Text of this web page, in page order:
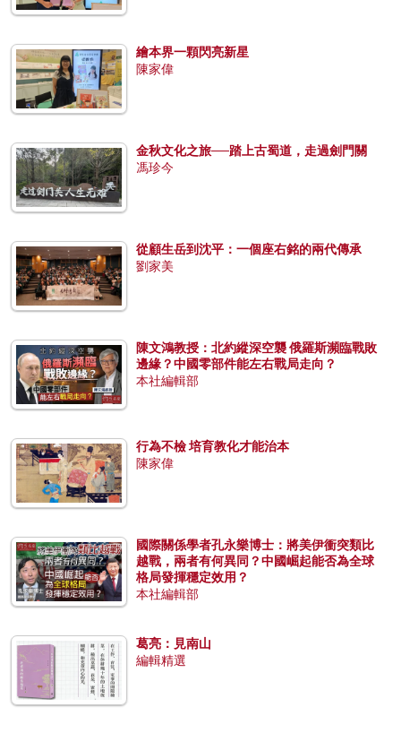
繪本界一顆閃亮新星
陳家偉
金秋文化之旅──踏上古蜀道，走過劍門關
馮珍今
從顧生岳到沈平：一個座右銘的兩代傳承
劉家美
陳文鴻教授：北約縱深空襲 俄羅斯瀕臨戰敗
邊緣？中國零部件能左右戰局走向？
本社編輯部
行為不檢 培育教化才能治本
陳家偉
國際關係學者孔永樂博士：將美伊衝突類比
越戰，兩者有何異同？中國崛起能否為全球
格局發揮穩定效用？
本社編輯部
葛亮：見南山
編輯精選